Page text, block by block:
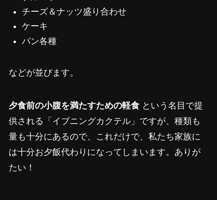
チーズ＆ナッツ盛り合わせ
ケーキ
パン各種
などが並びます。
夕食前の小腹を満たすための軽食という名目で提
供される「イブニングカクテル」ですが、種類も
量も十分にあるので、これだけで、私たち家族に
は十分お夕飯代わりになってしまいます。ありが
たい！